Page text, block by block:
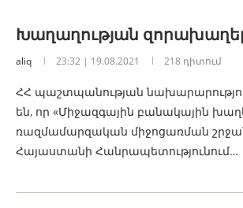
Խաղաղության
aliq 23:32 | 19.08.2021 218 դիտում
ՀՀ պաշտպանության
են, որ «Միջազգային բանակային
ռազմամարզական միջոցառման
Հայաստանի Հանրապետությունում…